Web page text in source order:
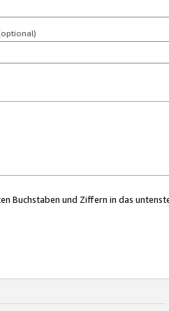
Buchstaben und Ziffern in das